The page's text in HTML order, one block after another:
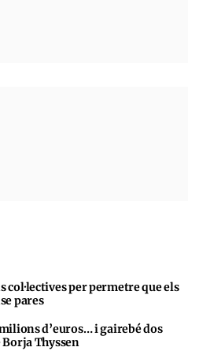
col·lectives per permetre que els
pares
d’euros… i gairebé dos
Borja Thyssen